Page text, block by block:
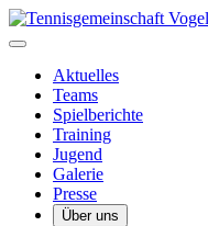
Aktuelles
Teams
Spielberichte
Training
Jugend
Galerie
Presse
Über uns